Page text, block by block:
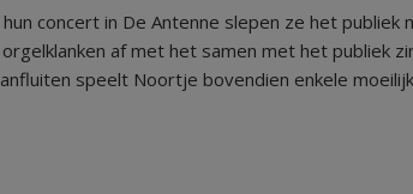
concert in De Antenne slepen ze het publiek
af met het samen met het publiek
speelt Noortje bovendien enkele